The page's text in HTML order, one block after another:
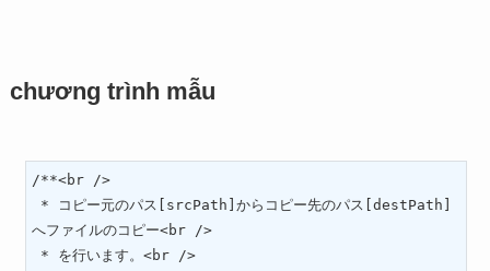
chương trình mẫu